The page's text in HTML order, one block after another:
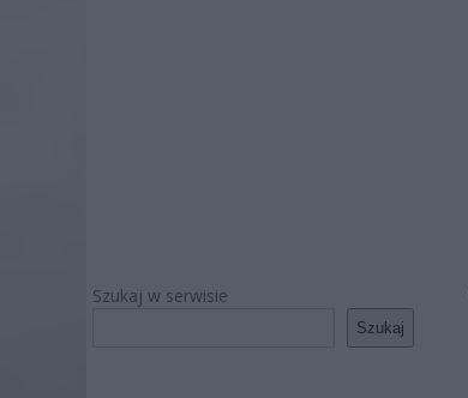
Szukaj w serwisie
Szukaj